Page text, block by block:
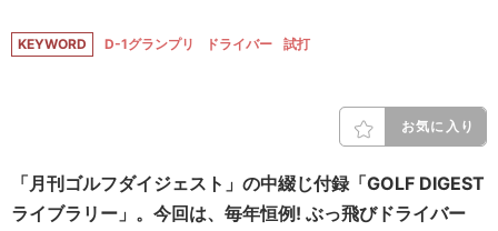
KEYWORD D-1グランプリ ドライバー 試打
お気に入り
「月刊ゴルフダイジェスト」の中綴じ付録「GOLF DIGEST
ライブラリー」。今回は、毎年恒例! ぶっ飛びドライバー